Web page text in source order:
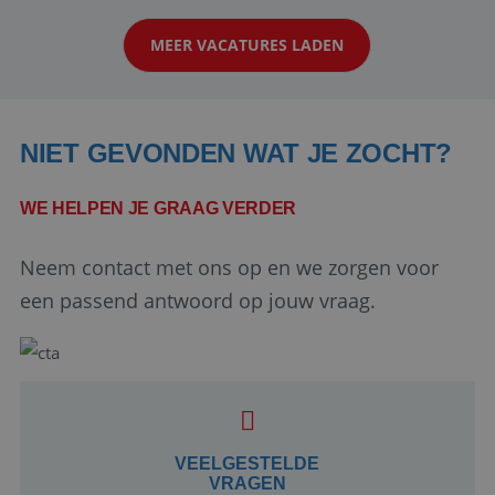
klanten te overtuigen om die droomreis te
boeken! ...
MEER VACATURES LADEN
NIET GEVONDEN WAT JE ZOCHT?
WE HELPEN JE GRAAG VERDER
Neem contact met ons op en we zorgen voor
een passend antwoord op jouw vraag.
VEELGESTELDE
VRAGEN
Google Privacy Policy